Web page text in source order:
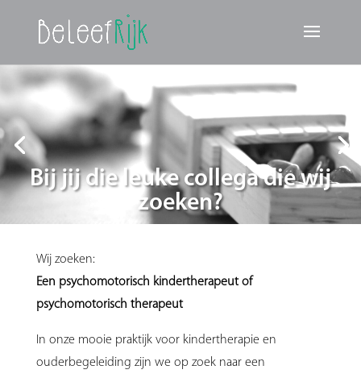
Bij jij die leuke collega die wij
zoeken?
Wij zoeken:
Een psychomotorisch kindertherapeut of
psychomotorisch therapeut
In onze mooie praktijk voor kindertherapie en
ouderbegeleiding zijn we op zoek naar een